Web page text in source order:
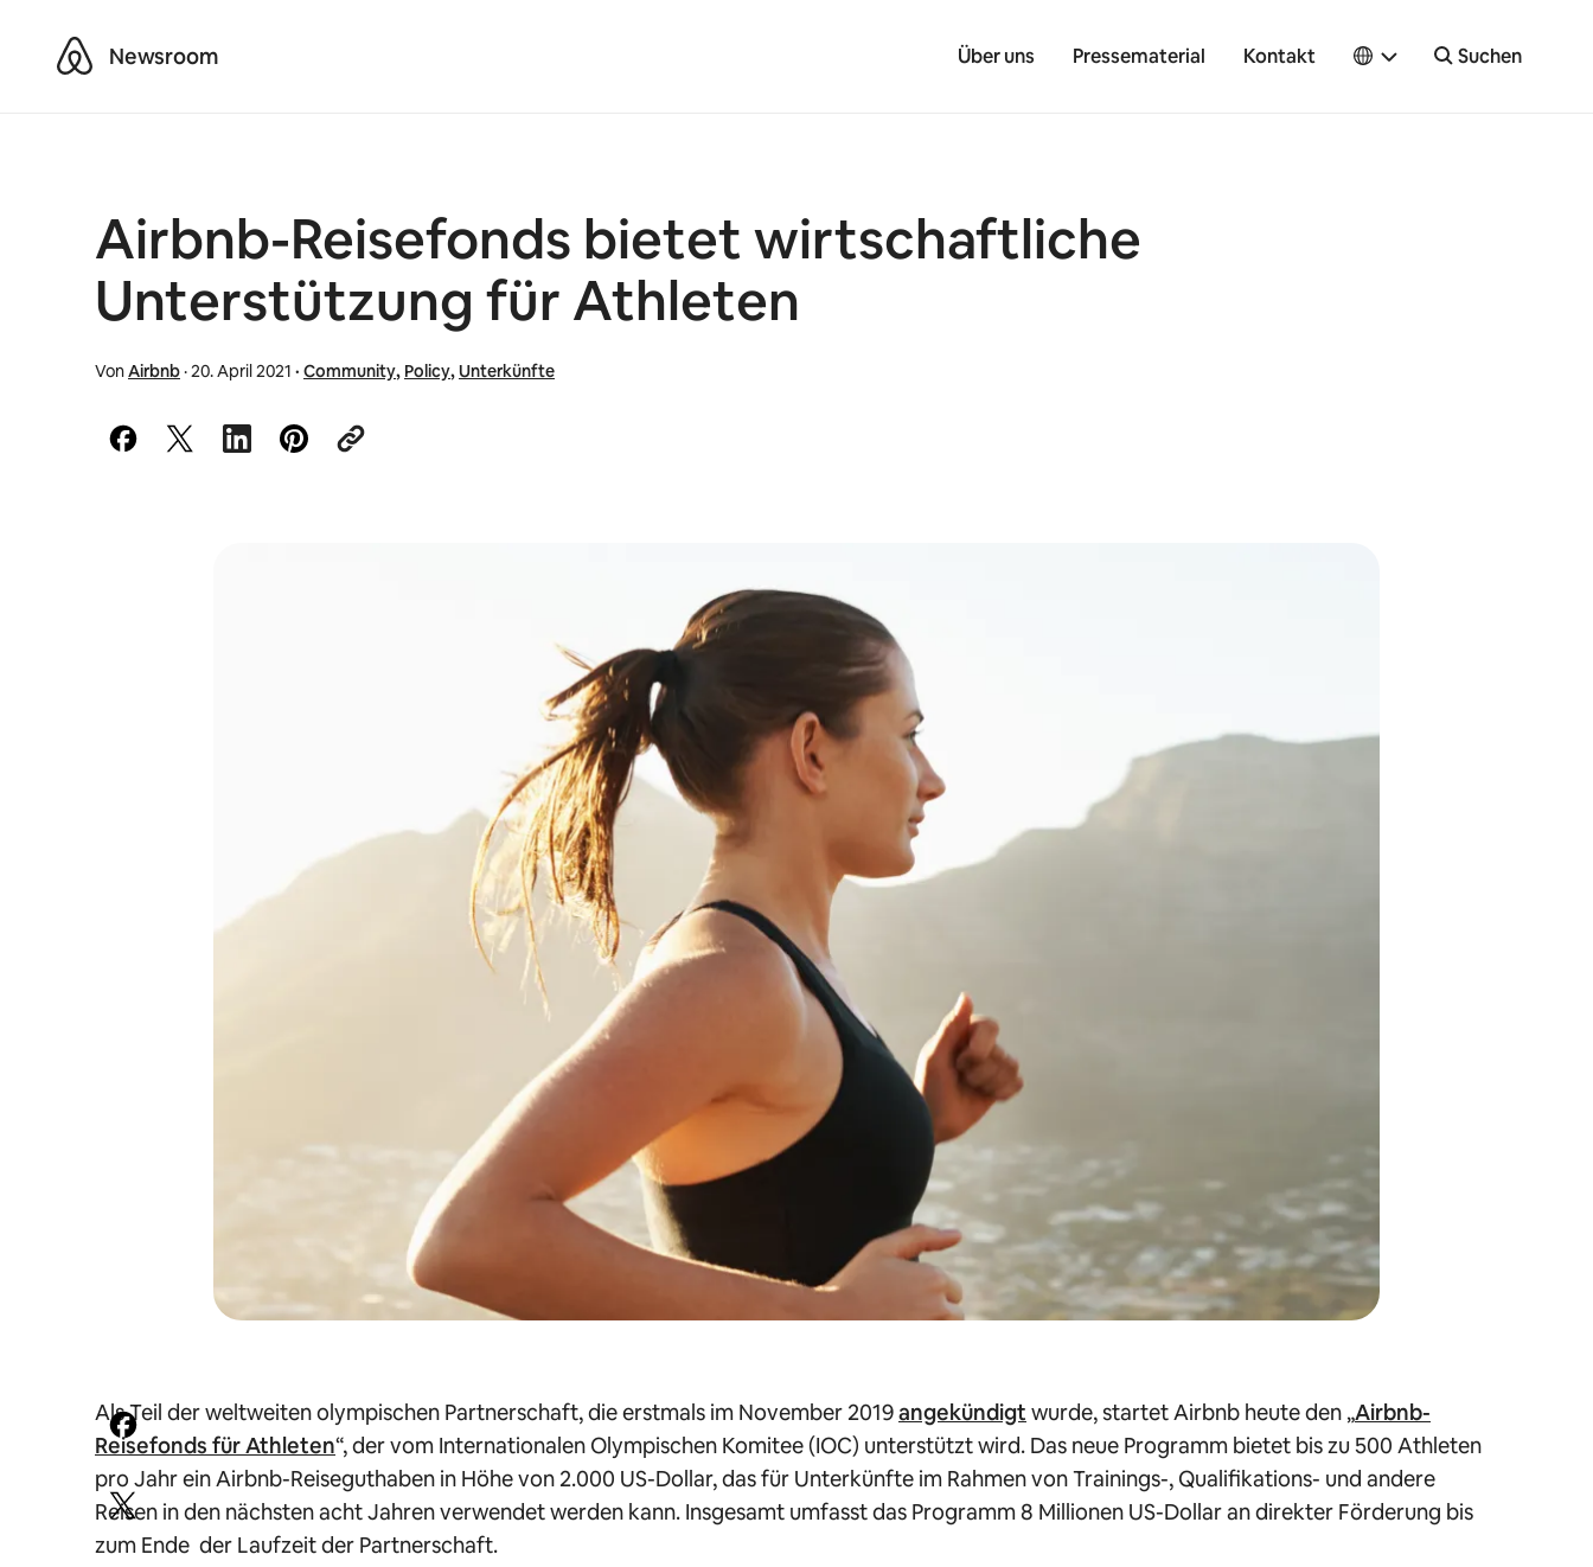
AirbnbNewsroom Über uns Pressematerial Kontakt Suchen
Airbnb-Reisefonds bietet wirtschaftliche
Unterstützung für Athleten
VonAirbnb·20. April 2021 · Community, Policy,Unterkünfte
Als Teil der weltweiten olympischen Partnerschaft, die erstmals im November 2019angekündigt wurde, startet Airbnb heute den „Airbnb-
Reisefonds für Athleten“, der vom Internationalen Olympischen Komitee (IOC) unterstützt wird. Das neue Programm bietet bis zu 500 Athleten
pro Jahr ein Airbnb-Reiseguthaben in Höhe von 2.000 US-Dollar, das für Unterkünfte im Rahmen von Trainings-, Qualifikations- und andere
Reisen in den nächsten acht Jahren verwendet werden kann. Insgesamt umfasst das Programm 8 Millionen US-Dollar an direkter Förderung bis
zum Ende der Laufzeit der Partnerschaft.